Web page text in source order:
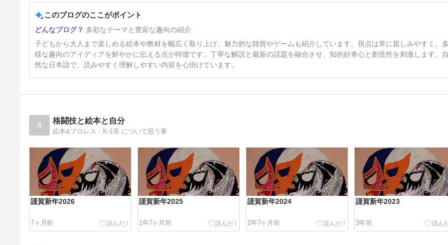
りさがしを紹介！
73日前このブログのここがポイント
多彩なテーマと豊富な趣向の紹介
子どもから大人まで楽しめる絵本や教材を幅広く取り上げ、魅力的な雑貨やゲームも紹介しています。視点は常に親しみやすく、多
様な趣向のアイディアを鮮やかに伝える点が特徴です。丁寧な解説と最新の話題を融合させ、知的好奇心と創造性を刺激します。自
然な日本語で、読みやすく理解しやすい内容を心掛けています。
4 格闘技と絵本と自分
絵本&プロレス・K-1等 について思う事
謹賀新年2026
7ヶ月前
謹賀新年2025
1年7ヶ月前
謹賀新年2024
2年7ヶ月前
謹賀新年2023
3年前